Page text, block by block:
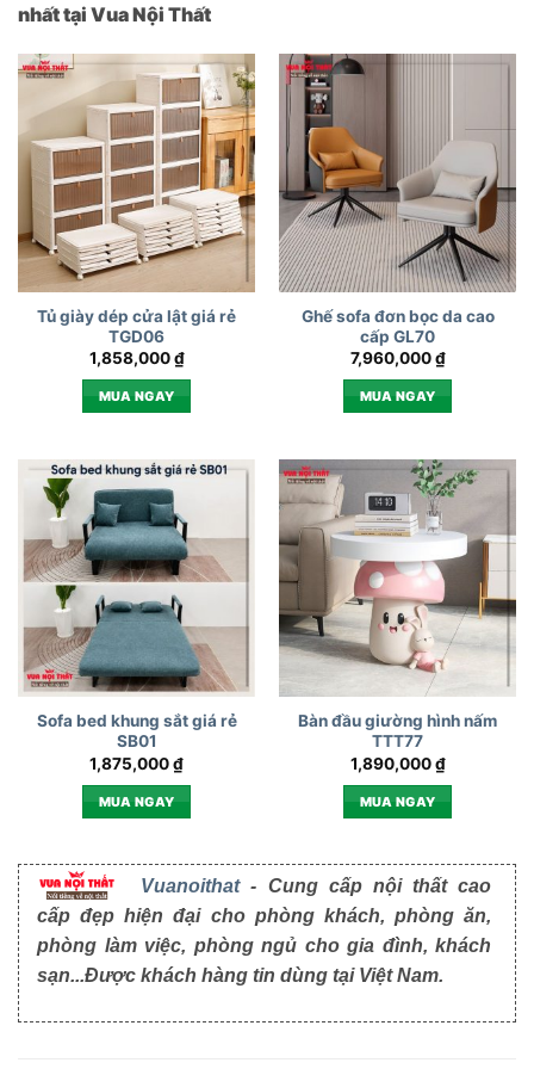
nhất tại Vua Nội Thất
Tủ giày dép cửa lật giá rẻ
TGD06
1,858,000₫
MUA NGAY
Ghế sofa đơn bọc da cao
cấp GL70
7,960,000₫
MUA NGAY
Sofa bed khung sắt giá rẻ
SB01
1,875,000₫
MUA NGAY
Bàn đầu giường hình nấm
TTT77
1,890,000₫
MUA NGAY
Vuanoithat- Cung cấp nội thất cao
cấp đẹp hiện đại cho phòng khách, phòng ăn,
phòng làm việc, phòng ngủ cho gia đình, khách
sạn...Được khách hàng tin dùng tại Việt Nam.